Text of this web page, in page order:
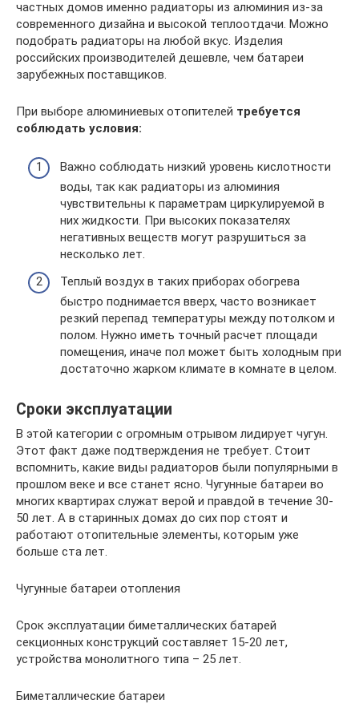
частных домов именно радиаторы из алюминия из-за
современного дизайна и высокой теплоотдачи. Можно
подобрать радиаторы на любой вкус. Изделия
российских производителей дешевле, чем батареи
зарубежных поставщиков.
При выборе алюминиевых отопителей требуется
соблюдать условия:
Важно соблюдать низкий уровень кислотности
воды, так как радиаторы из алюминия
чувствительны к параметрам циркулируемой в
них жидкости. При высоких показателях
негативных веществ могут разрушиться за
несколько лет.
Теплый воздух в таких приборах обогрева
быстро поднимается вверх, часто возникает
резкий перепад температуры между потолком и
полом. Нужно иметь точный расчет площади
помещения, иначе пол может быть холодным при
достаточно жарком климате в комнате в целом.
Сроки эксплуатации
В этой категории с огромным отрывом лидирует чугун.
Этот факт даже подтверждения не требует. Стоит
вспомнить, какие виды радиаторов были популярными в
прошлом веке и все станет ясно. Чугунные батареи во
многих квартирах служат верой и правдой в течение 30-
50 лет. А в старинных домах до сих пор стоят и
работают отопительные элементы, которым уже
больше ста лет.
Чугунные батареи отопления
Срок эксплуатации биметаллических батарей
секционных конструкций составляет 15-20 лет,
устройства монолитного типа – 25 лет.
Биметаллические батареи